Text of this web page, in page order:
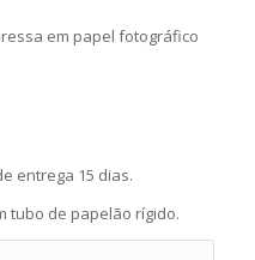
em papel fotográfico
entrega 15 dias.
tubo de papelão rígido.